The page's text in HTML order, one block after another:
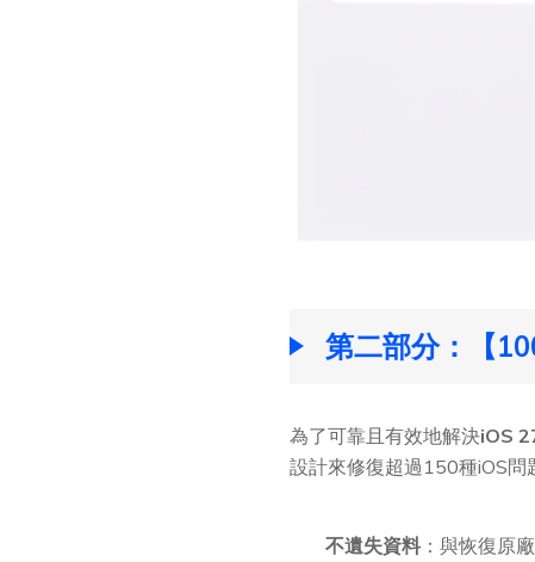
第二部分：【
為了可靠且有效地解決iOS
設計來修復超過150種iOS問
不遺失資料 ：與恢復原